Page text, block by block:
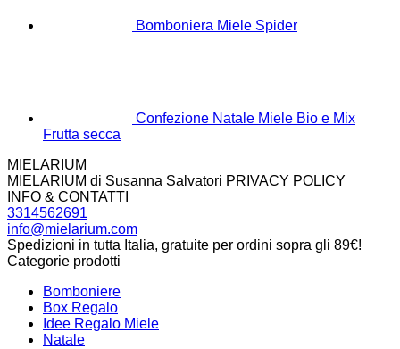
Bomboniera Miele Spider
Confezione Natale Miele Bio e Mix
Frutta secca
MIELARIUM
MIELARIUM di Susanna Salvatori PRIVACY POLICY
INFO & CONTATTI
3314562691
info@mielarium.com
Spedizioni in tutta Italia, gratuite per ordini sopra gli 89€!
Categorie prodotti
Bomboniere
Box Regalo
Idee Regalo Miele
Natale